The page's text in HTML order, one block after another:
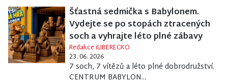
Šťastná sedmička s Babylonem.
Vydejte se po stopách ztracených
soch a vyhrajte léto plné zábavy
Redakce iLIBERECKO
23. 06. 2026
7 soch, 7 vítězů a léto plné dobrodružství.
CENTRUM BABYLON...